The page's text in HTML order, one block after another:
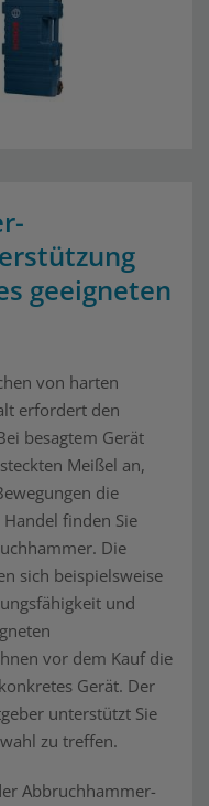
geeigneten
von harten
erfordert den
besagtem Gerät
Meißel an,
die
finden Sie
Die
sich beispielsweise
und
vor dem Kauf die
Gerät. Der
unterstützt Sie
zu treffen.
Abbruchhammer-